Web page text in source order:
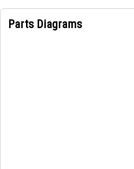
Parts Diagrams